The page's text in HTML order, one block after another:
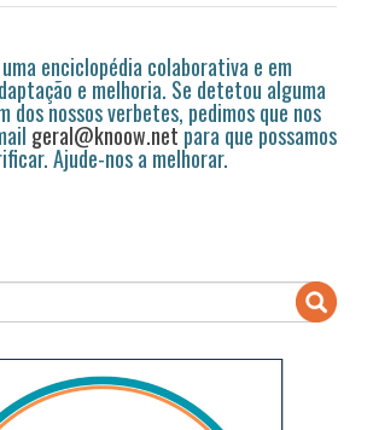
enciclopédia colaborativa e em
e melhoria. Se detetou alguma
dos nossos verbetes, pedimos que nos
geral@knoow.netpara que possamos
Ajude-nos a melhorar.